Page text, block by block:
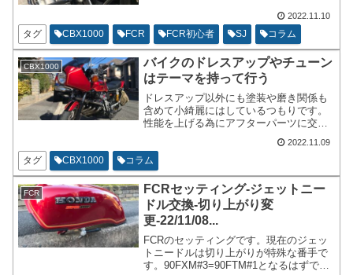
6倍費用がかかります。趣味に使うお金な
ので、あまり惜しくは無いのですがお金
はかからないに越したことはありませ
ん。
2022.11.10
タグ CBX1000 FCR FCR初心者 SJ コラム
CBX1000
バイクのドレスアップやチューン
はテーマを持って行う
ドレスアップ以外にも塗装や磨き関係も
含めて小綺麗にはしているつもりです。
性能を上げる為にアフターパーツに交換
います。ドレスアップは見た目を飾る事
です。綺麗なバイクに自分仕様にワンポ
イントを入れたり、装飾目的がドレスア
ップです。
2022.11.09
タグ CBX1000 コラム
FCR
FCRセッティング-ジェットニー
ドル交換-切り上がり変
更-22/11/08...
FCRのセッティングです。現在のジェッ
トニードルは切り上がりが特殊な番手で
す。90FXM#3=90FTM#1となるはずで